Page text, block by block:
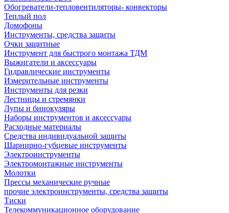
Обогреватели-тепловентиляторы- конвекторы
Теплый пол
Домофоны
Инструменты, средства защиты
Очки защитные
Инструмент для быстрого монтажа ТДМ
Выжигатели и аксессуары
Гидравлические инструменты
Измерительные инструменты
Инструменты для резки
Лестницы и стремянки
Лупы и бинокуляры
Наборы инструментов и аксессуары
Расходные материалы
Средства индивидуальной защиты
Шарнирно-губцевые инструменты
Электроинструменты
Электромонтажные инструменты
Молотки
Прессы механические ручные
прочие электроинструменты, средства защиты
Тиски
Телекоммуникационное оборудование